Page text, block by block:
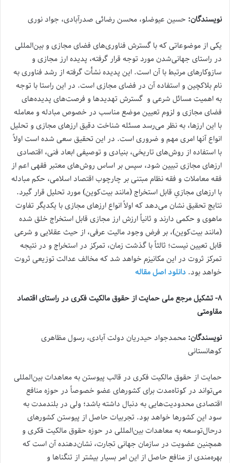
نویسندگان: حسین عیوضلو، محسن رضائی صدرآبادی، جواد نوری
یکی از موضوعاتی که با گسترش فناوری‌‌های فضای مجازی و بین‌المللی
در راستای جهانی‌شدن مورد توجه قرار گرفته، پدیده ارز‌ مجازی و
سازوکارهای مرتبط با آن است. این پدیده نشأت گرفته از رشد فناوری به
‌نام بلاکچین و استفاده آن در فضای مجازی است. در این راستا با توجه
به اهمیت مسائل شرعی و گسترش تهدیدها و فرصت‌‌های پدیده‌‌های
فضای مجازی و لزوم تعیین موضع مناسب در خصوص مبادله و معامله
با این ارزها، به نظر می‌‌رسد مسئله شناخت دقیق ارزهای مجازی و تحلیل
انواع آنها امری مهم و ضروری است. در این تحقیق سعی شده است اولاً
با استفاده از روش‌‌های تاریخی، بنیادی و توصیفی ابعاد فنی، اقتصادی
ارزهای مجازی تبیین شود، سپس بر اساس روش‌های معتبر فقهی اعم از
فقه معاملات و فقه نظام مبتنی بر چارچوب اقتصاد اسلامی، حکم مبادله
با ارزهای مجازیِ قابل استخراج (مانند بیت‌‌کوین) مورد تحلیل قرار گیرد.
نتایج تحقیق نشان می‌‌دهد که اولاً انواع ارزهای مجازی با یکدیگر تفاوت
ماهوی و حکمی دارند و ثانیاً ارزش ارز مجازی قابل استخراج خلق شده
(مانند بیت‌‌کوین)، بر فرض وجود مالیت عرفی، از حیث عقلایی و شرعی
قابل تعیین نیست؛ ثالثاً با گذشت زمان، تمرکز در استخراج و در نتیجه
تمرکز ثروت در این مکانیزم خواهد شد که مخالف عدالت توزیعی ثروت
خواهد بود. دانلود اصل مقاله
۸- تشکیل مرجع ملی حمایت از حقوق مالکیت فکری در راستای اقتصاد
مقاومتی
نویسندگان: محمدجواد حیدریان دولت آبادی، رسول مظاهری
کوهانستانی
حمایت از حقوق مالکیت فکری در قالب پیوستن به معاهدات بین‌المللی
می‌تواند در کوتاه‌مدت برای کشورهای عضو خصوصاً در حوزه منافع
اقتصادی محدودیت‌هایی به دنبال داشته باشد؛ ولی در بلندمدت به
سود این کشورها خواهد بود. تجربیات حاصل از پیوستن کشورهای
درحال‌توسعه به معاهدات بین‌المللی در حوزه حقوق مالکیت فکری و
همچنین عضویت در سازمان جهانی تجارت، نشان‌دهنده آن است که
بهره‌مندی از منافع حاصل از این امر بسیار بیشتر از تنگناها و